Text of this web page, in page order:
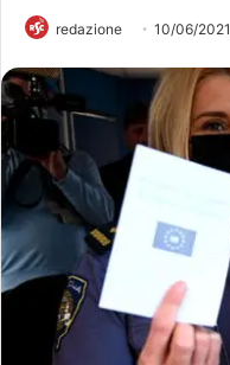
redazione 10/06/2021